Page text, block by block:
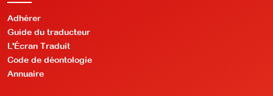
Adhérer
Guide du traducteur
L'Écran Traduit
Code de déontologie
Annuaire